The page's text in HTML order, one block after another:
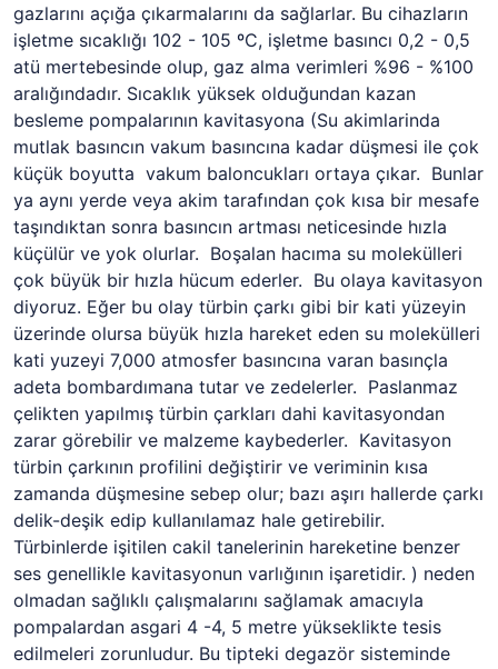
gazlarını açığa çıkarmalarını da sağlarlar. Bu cihazların
işletme sıcaklığı 102 - 105 ºC, işletme basıncı 0,2 - 0,5
atü mertebesinde olup, gaz alma verimleri %96 - %100
aralığındadır. Sıcaklık yüksek olduğundan kazan
besleme pompalarının kavitasyona (Su akimlarinda
mutlak basıncın vakum basıncına kadar düşmesi ile çok
küçük boyutta vakum baloncukları ortaya çıkar. Bunlar
ya aynı yerde veya akim tarafından çok kısa bir mesafe
taşındıktan sonra basıncın artması neticesinde hızla
küçülür ve yok olurlar. Boşalan hacıma su molekülleri
çok büyük bir hızla hücum ederler. Bu olaya kavitasyon
diyoruz. Eğer bu olay türbin çarkı gibi bir kati yüzeyin
üzerinde olursa büyük hızla hareket eden su molekülleri
kati yuzeyi 7,000 atmosfer basıncına varan basınçla
adeta bombardımana tutar ve zedelerler. Paslanmaz
çelikten yapılmış türbin çarkları dahi kavitasyondan
zarar görebilir ve malzeme kaybederler. Kavitasyon
türbin çarkının profilini değiştirir ve veriminin kısa
zamanda düşmesine sebep olur; bazı aşırı hallerde çarkı
delik-deşik edip kullanılamaz hale getirebilir.
Türbinlerde işitilen cakil tanelerinin hareketine benzer
ses genellikle kavitasyonun varlığının işaretidir. ) neden
olmadan sağlıklı çalışmalarını sağlamak amacıyla
pompalardan asgari 4 -4, 5 metre yükseklikte tesis
edilmeleri zorunludur. Bu tipteki degazör sisteminde